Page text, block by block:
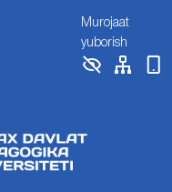
Murojaat
yuborish